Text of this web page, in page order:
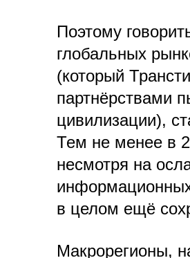
Поэтому
глобальных
(который
партнёрствами
цивилизации),
Тем не менее в
несмотря на
в целом ещё
Макрорегионы,